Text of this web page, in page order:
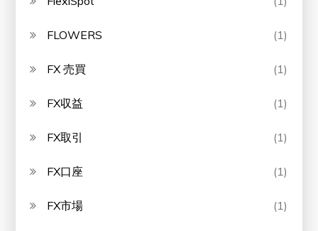
FLOWERS (1)
FX 売買 (1)
FX収益 (1)
FX取引 (1)
FX口座 (1)
FX市場 (1)